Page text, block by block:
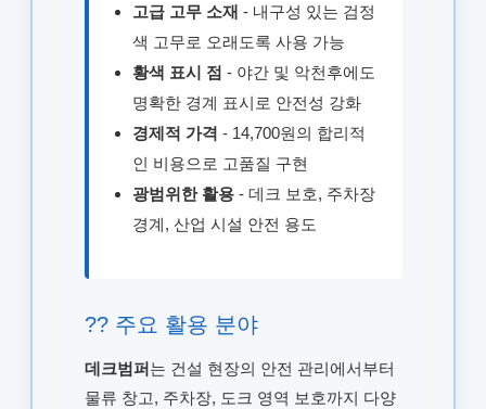
고급 고무 소재 - 내구성 있는 검정
색 고무로 오래도록 사용 가능
황색 표시 점 - 야간 및 악천후에도
명확한 경계 표시로 안전성 강화
경제적 가격 - 14,700원의 합리적
인 비용으로 고품질 구현
광범위한 활용- 데크 보호, 주차장
경계, 산업 시설 안전 용도
?? 주요 활용 분야
데크범퍼는 건설 현장의 안전 관리에서부터
물류 창고, 주차장, 도크 영역 보호까지 다양